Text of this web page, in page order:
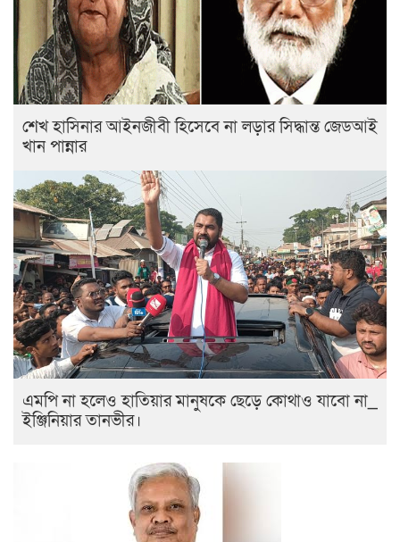
শেখ হাসিনার আইনজীবী হিসেবে না লড়ার সিদ্ধান্ত জেডআই
খান পান্নার
এমপি না হলেও হাতিয়ার মানুষকে ছেড়ে কোথাও যাবো না_
ইঞ্জিনিয়ার তানভীর।